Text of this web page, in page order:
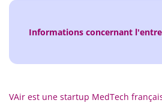
Informations concernant
VAir est une startup MedTech